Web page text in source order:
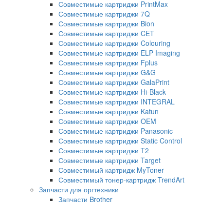
Совместимые картриджи PrintMax
Совместимые картриджи 7Q
Совместимые картриджи Bion
Совместимые картриджи CET
Совместимые картриджи Colouring
Совместимые картриджи ELP Imaging
Совместимые картриджи Fplus
Совместимые картриджи G&G
Совместимые картриджи GalaPrint
Совместимые картриджи Hi-Black
Совместимые картриджи INTEGRAL
Совместимые картриджи Katun
Совместимые картриджи OEM
Совместимые картриджи Panasonic
Совместимые картриджи Static Control
Совместимые картриджи T2
Совместимые картриджи Target
Совместимый картридж MyToner
Совместимый тонер-картридж TrendArt
Запчасти для оргтехники
Запчасти Brother